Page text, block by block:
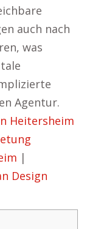
auch nach
was
Agentur.
Heitersheim
|
Design